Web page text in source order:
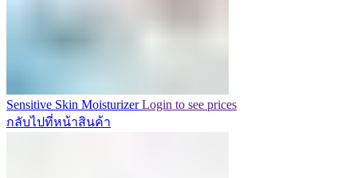
Sensitive Skin MoisturizerLogin to see prices
กลับไปที่หน้าสินค้า